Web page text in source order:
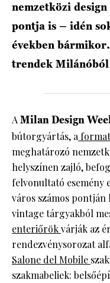
nemzetközi
pontja is – idén
években
trendek
AMilan Design
bútorgyártás, a
meghatározó
helyszínen zajló,
felvonultató esemény
város számos pontján
vintage tárgyakból
enteriőrökvárják az
rendezvénysorozat
Salone del Mobile
szakmabeliek: